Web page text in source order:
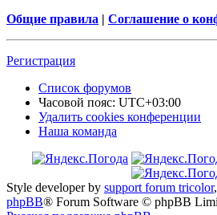
Общие правила | Соглашение о
Регистрация
Список форумов
Часовой пояс: UTC+03:00
Удалить cookies конференции
Наша команда
Style developer by support forum tricolor,
phpBB® Forum Software © phpBB